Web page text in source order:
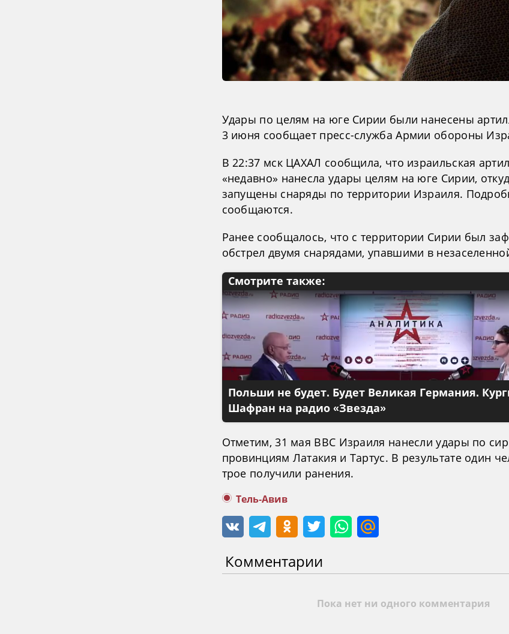
Удары по целям на юге Сирии были нанесены
3 июня сообщает пресс-служба Армии обороны
В 22:37 мск ЦАХАЛ сообщила, что израильская
«недавно» нанесла удары целям на юге Сирии,
запущены снаряды по территории Израиля.
сообщаются.
Ранее сообщалось, что с территории Сирии был
обстрел двумя снарядами, упавшими в
Смотрите также:
Польши не будет. Будет Великая Германия.
Шафран на радио «Звезда»
Отметим, 31 мая ВВС Израиля нанесли удары по
провинциям Латакия и Тартус. В результате один
трое получили ранения.
Тель-Авив
Комментарии
Пока нет ни одного комментария